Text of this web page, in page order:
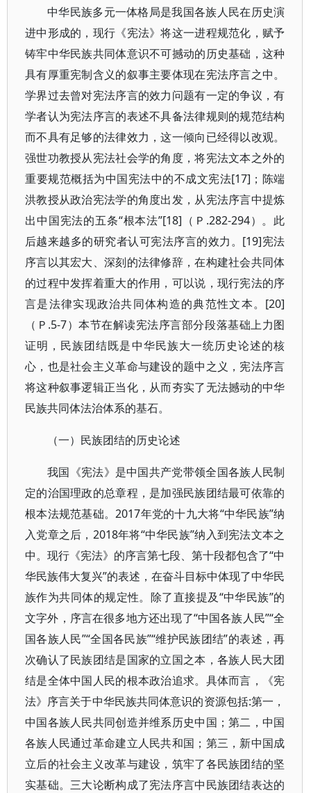
中华民族多元一体格局是我国各族人民在历史演
进中形成的，现行《宪法》将这一进程规范化，赋予
铸牢中华民族共同体意识不可撼动的历史基础，这种
具有厚重宪制含义的叙事主要体现在宪法序言之中。
学界过去曾对宪法序言的效力问题有一定的争议，有
学者认为宪法序言的表述不具备法律规则的规范结构
而不具有足够的法律效力，这一倾向已经得以改观。
强世功教授从宪法社会学的角度，将宪法文本之外的
重要规范概括为中国宪法中的不成文宪法[17]；陈端
洪教授从政治宪法学的角度出发，从宪法序言中提炼
出中国宪法的五条“根本法”[18]（Ｐ.282-294）。此
后越来越多的研究者认可宪法序言的效力。[19]宪法
序言以其宏大、深刻的法律修辞，在构建社会共同体
的过程中发挥着重大的作用，可以说，现行宪法的序
言是法律实现政治共同体构造的典范性文本。[20]
（Ｐ.5-7）本节在解读宪法序言部分段落基础上力图
证明，民族团结既是中华民族大一统历史论述的核
心，也是社会主义革命与建设的题中之义，宪法序言
将这种叙事逻辑正当化，从而夯实了无法撼动的中华
民族共同体法治体系的基石。
（一）民族团结的历史论述
我国《宪法》是中国共产党带领全国各族人民制
定的治国理政的总章程，是加强民族团结最可依靠的
根本法规范基础。2017年党的十九大将“中华民族”纳
入党章之后，2018年将“中华民族”纳入到宪法文本之
中。现行《宪法》的序言第七段、第十段都包含了“中
华民族伟大复兴”的表述，在奋斗目标中体现了中华民
族作为共同体的规定性。除了直接提及“中华民族”的
文字外，序言在很多地方还出现了“中国各族人民”“全
国各族人民”“全国各民族”“维护民族团结”的表述，再
次确认了民族团结是国家的立国之本，各族人民大团
结是全体中国人民的根本政治追求。具体而言，《宪
法》序言关于中华民族共同体意识的资源包括:第一，
中国各族人民共同创造并维系历史中国；第二，中国
各族人民通过革命建立人民共和国；第三，新中国成
立后的社会主义改革与建设，筑牢了各民族团结的坚
实基础。三大论断构成了宪法序言中民族团结表达的